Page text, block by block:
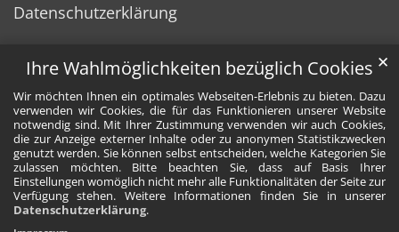
Ihre Wahlmöglichkeiten bezüglich Cookies
Wir möchten Ihnen ein optimales Webseiten-Erlebnis zu bieten. Dazu
verwenden wir Cookies, die für das Funktionieren unserer Website
notwendig sind. Mit Ihrer Zustimmung verwenden wir auch Cookies,
die zur Anzeige externer Inhalte oder zu anonymen Statistikzwecken
genutzt werden. Sie können selbst entscheiden, welche Kategorien Sie
zulassen möchten. Bitte beachten Sie, dass auf Basis Ihrer
Einstellungen womöglich nicht mehr alle Funktionalitäten der Seite zur
Verfügung stehen. Weitere Informationen finden Sie in unserer
Datenschutzerklärung.
✕
Datenschutzerklärung